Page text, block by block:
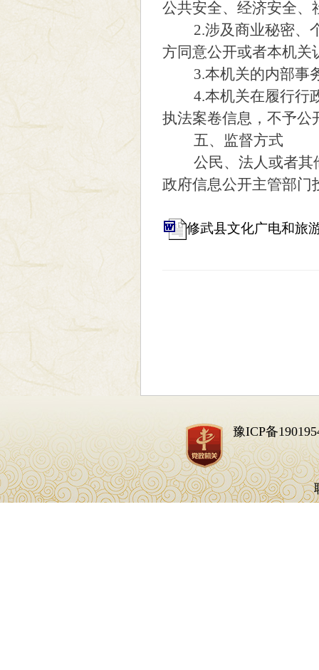
公共安全、经济安全、
2.涉及商业秘密、个
方同意公开或者本机关
3.本机关的内部事务
4.本机关在履行行政
执法案卷信息，不予公
五、监督方式
公民、法人或者其他
政府信息公开主管部门
修武县文化广电和旅
豫ICP备